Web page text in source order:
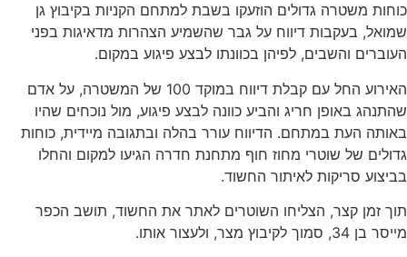
כוחות משטרה גדולים הוזעקו בשבת למתחם הקניות בקיבוץ גן
שמואל, בעקבות דיווח על גבר שהשמיע הצהרות מדאיגות בפני
העוברים והשבים, לפיהן בכוונתו לבצע פיגוע במקום.
האירוע החל עם קבלת דיווח במוקד 100 של המשטרה, על אדם
שהתנהג באופן חריג והביע כוונה לבצע פיגוע, מול נוכחים שהיו
באותה העת במתחם. הדיווח עורר בהלה ובתגובה מיידית, כוחות
גדולים של שוטרי מחוז חוף מתחנת חדרה הגיעו למקום והחלו
בביצוע סריקות לאיתור החשוד.
תוך זמן קצר, הצליחו השוטרים לאתר את החשוד, תושב הכפר
מייסר בן 34, סמוך לקיבוץ מצר, ולעצור אותו.